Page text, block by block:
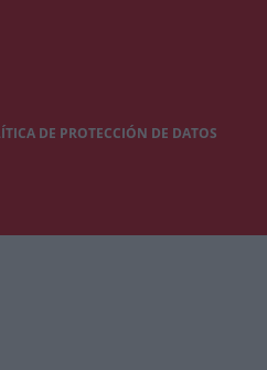
DE PROTECCIÓN DE DATOS